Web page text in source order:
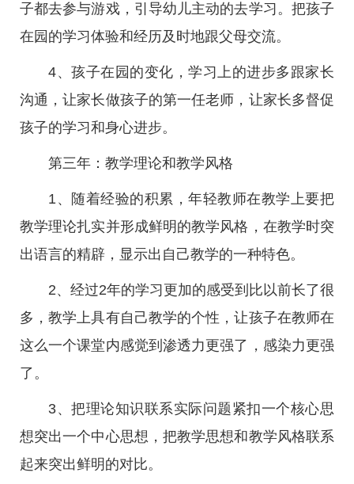
子都去参与游戏，引导幼儿主动的去学习。把孩子
在园的学习体验和经历及时地跟父母交流。
4、孩子在园的变化，学习上的进步多跟家长
沟通，让家长做孩子的第一任老师，让家长多督促
孩子的学习和身心进步。
第三年：教学理论和教学风格
1、随着经验的积累，年轻教师在教学上要把
教学理论扎实并形成鲜明的教学风格，在教学时突
出语言的精辟，显示出自己教学的一种特色。
2、经过2年的学习更加的感受到比以前长了很
多，教学上具有自己教学的个性，让孩子在教师在
这么一个课堂内感觉到渗透力更强了，感染力更强
了。
3、把理论知识联系实际问题紧扣一个核心思
想突出一个中心思想，把教学思想和教学风格联系
起来突出鲜明的对比。